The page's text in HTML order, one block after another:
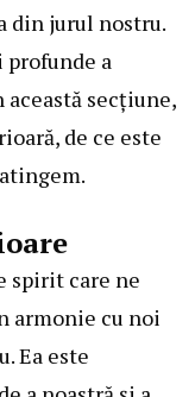
din jurul nostru.
a
secțiune,
de ce este
spirit care ne
armonie cu noi
Ea este